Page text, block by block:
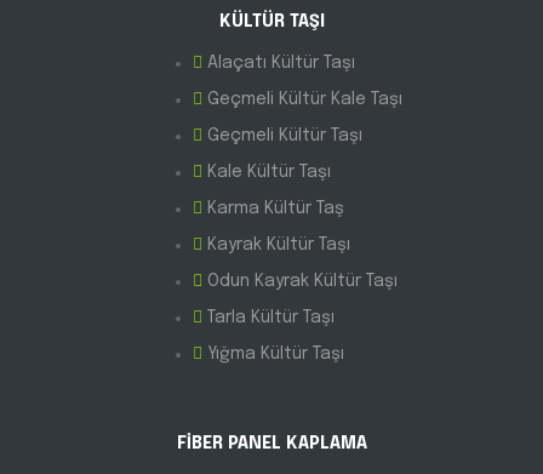
KÜLTÜR TAŞI
Alaçatı Kültür Taşı
Geçmeli Kültür Kale Taşı
Geçmeli Kültür Taşı
Kale Kültür Taşı
Karma Kültür Taş
Kayrak Kültür Taşı
Odun Kayrak Kültür Taşı
Tarla Kültür Taşı
Yığma Kültür Taşı
FİBER PANEL KAPLAMA